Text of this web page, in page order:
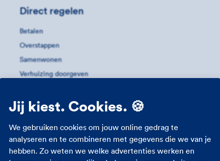
Direct regelen
Betalen
Overstappen
Samenwonen
Verhuizing doorgeven
Meer informatie
Conflict met werkgever
Consumentenrecht
Jij kiest. Cookies. 🍪
We gebruiken cookies om jouw online gedrag te
analyseren en te combineren met gegevens die we van je
hebben. Zo weten we welke advertenties werken en